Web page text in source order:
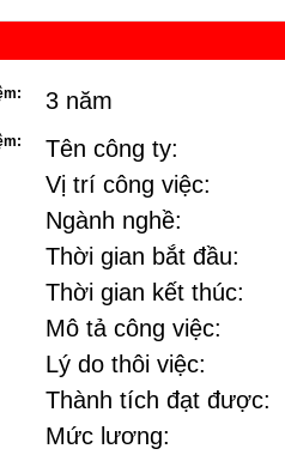
3 năm
Tên công ty:
Vị trí công việc:
Ngành nghề:
Thời gian bắt đầu:
Thời gian kết thúc:
Mô tả công việc:
Lý do thôi việc:
Thành tích đạt được:
Mức lương: